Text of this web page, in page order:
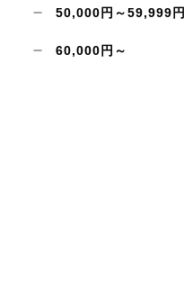
50,000円～59,999円
60,000円～